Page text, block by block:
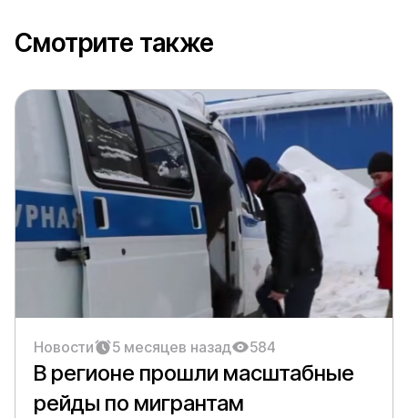
Смотрите также
Новости 5 месяцев назад 584
В регионе прошли масштабные
рейды по мигрантам